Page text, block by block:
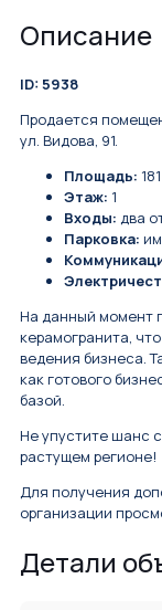
Описание
ID: 5938
Продается
ул. Видова, 91.
Площадь:
Этаж: 1
Входы: два
Парковка:
На данный момент
керамогранита,
ведения бизнеса.
как готового
базой.
Не упустите шанс
растущем регионе!
Для получения
организации
Детали